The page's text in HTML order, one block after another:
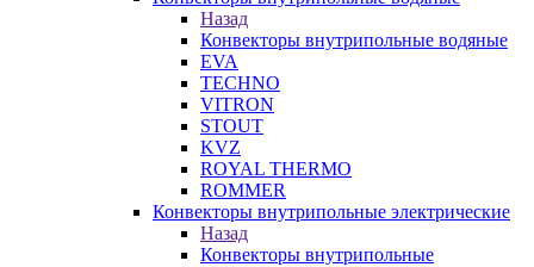
Назад
Конвекторы внутрипольные водяные
EVA
TECHNO
VITRON
STOUT
KVZ
ROYAL THERMO
ROMMER
Конвекторы внутрипольные электрические
Назад
Конвекторы внутрипольные